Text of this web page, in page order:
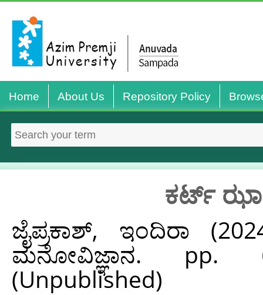
Home About Us Repository Policy
ಕರ್ಟ್
ಜೈಪ್ರಕಾಶ್‌, ಇಂದಿರಾ
ಮನೋವಿಜ್ಞಾನ. pp.
(Unpublished)